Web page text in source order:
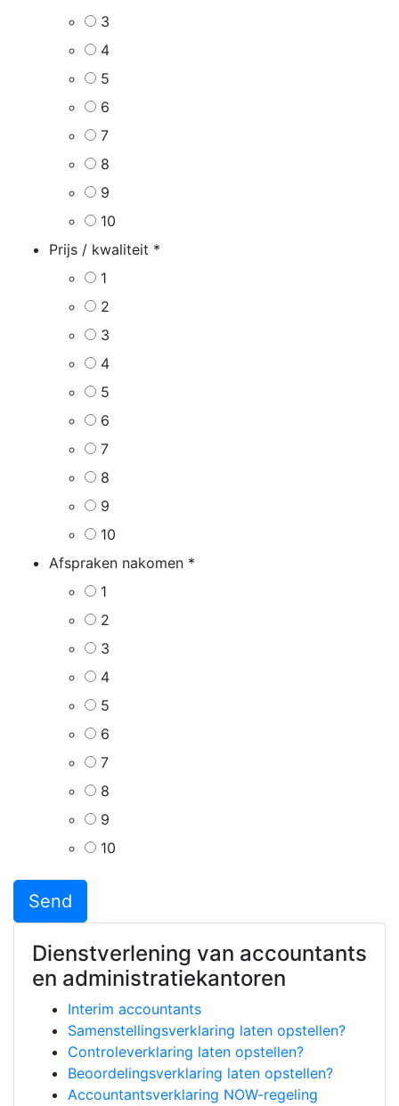
3
4
5
6
7
8
9
10
Prijs / kwaliteit *
1
2
3
4
5
6
7
8
9
10
Afspraken nakomen *
1
2
3
4
5
6
7
8
9
10
Dienstverlening van accountants
en administratiekantoren
Interim accountants
Samenstellingsverklaring laten opstellen?
Controleverklaring laten opstellen?
Beoordelingsverklaring laten opstellen?
Accountantsverklaring NOW-regeling